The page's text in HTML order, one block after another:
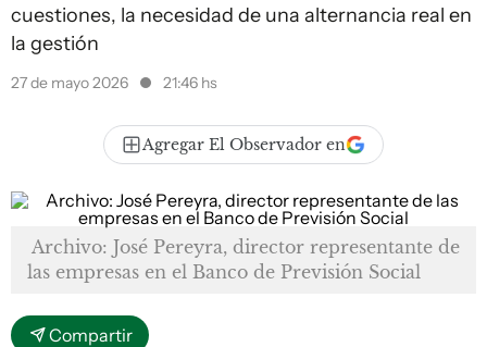
cuestiones, la necesidad de una alternancia real en
la gestión
27 de mayo 2026 21:46 hs
Agregar El Observador en
Archivo: José Pereyra, director representante de
las empresas en el Banco de Previsión Social
Compartir